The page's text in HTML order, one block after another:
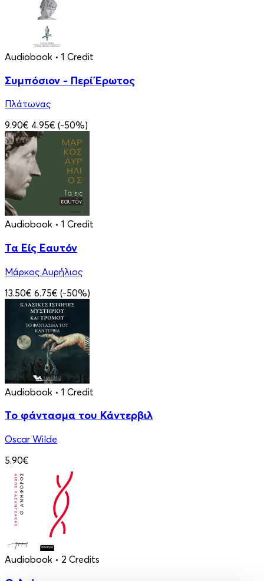
Audiobook • 1 Credit
Συμπόσιον - Περί Έρωτος
Πλάτωνας
9.90€ 4.95€ (-50%)
Audiobook • 1 Credit
Τα Είς Εαυτόν
Μάρκος Αυρήλιος
13.50€ 6.75€ (-50%)
Audiobook • 1 Credit
Το φάντασμα του Κάντερβιλ
Oscar Wilde
5.90€
Audiobook • 2 Credits